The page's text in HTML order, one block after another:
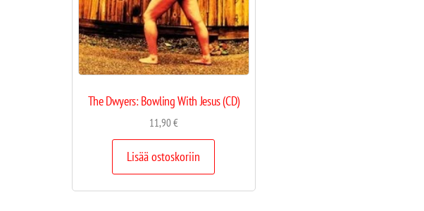
The Dwyers: Bowling With Jesus (CD)
11,90€
Lisää ostoskoriin